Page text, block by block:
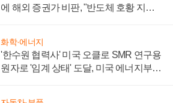
에 해외 증권가 비판, "반도체 호황 지속
화학·에너지
'한수원 협력사' 미국 오클로 SMR 연구용
원자로 '임계 상태' 도달, 미국 에너지부